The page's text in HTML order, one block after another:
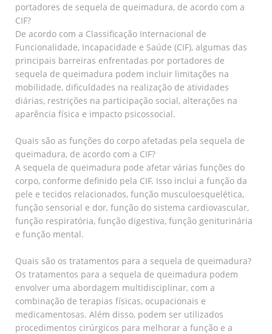
portadores de sequela de queimadura, de acordo com a
CIF?
De acordo com a Classificação Internacional de
Funcionalidade, Incapacidade e Saúde (CIF), algumas das
principais barreiras enfrentadas por portadores de
sequela de queimadura podem incluir limitações na
mobilidade, dificuldades na realização de atividades
diárias, restrições na participação social, alterações na
aparência física e impacto psicossocial.
Quais são as funções do corpo afetadas pela sequela de
queimadura, de acordo com a CIF?
A sequela de queimadura pode afetar várias funções do
corpo, conforme definido pela CIF. Isso inclui a função da
pele e tecidos relacionados, função musculoesquelética,
função sensorial e dor, função do sistema cardiovascular,
função respiratória, função digestiva, função geniturinária
e função mental.
Quais são os tratamentos para a sequela de queimadura?
Os tratamentos para a sequela de queimadura podem
envolver uma abordagem multidisciplinar, com a
combinação de terapias físicas, ocupacionais e
medicamentosas. Além disso, podem ser utilizados
procedimentos cirúrgicos para melhorar a função e a